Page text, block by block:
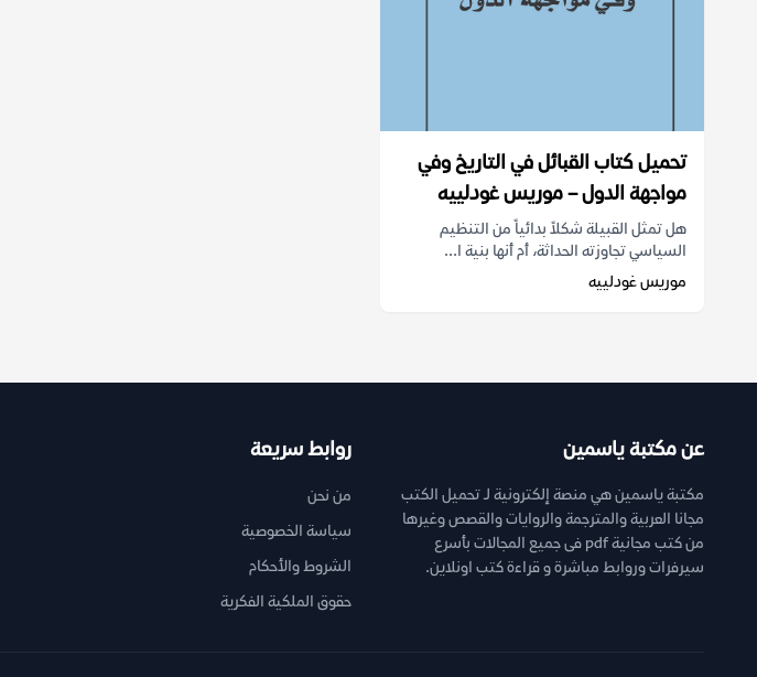
تحميل كتاب القبائل في التاريخ وفي
مواجهة الدول – موريس غودلييه
هل تمثل القبيلة شكلاً بدائياً من التنظيم
السياسي تجاوزته الحداثة، أم أنها بنية ا...
موريس غودلييه
عن مكتبة ياسمين
مكتبة ياسمين هي منصة إلكترونية لـ تحميل الكتب
مجانا العربية والمترجمة والروايات والقصص وغيرها
من كتب مجانية pdf فى جميع المجالات بأسرع
سيرفرات وروابط مباشرة و قراءة كتب اونلاين.
روابط سريعة
من نحن
سياسة الخصوصية
الشروط والأحكام
حقوق الملكية الفكرية